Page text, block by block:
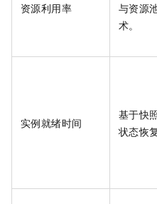
资源利用率
与资源
术。
实例就绪时间
基于快
状态恢